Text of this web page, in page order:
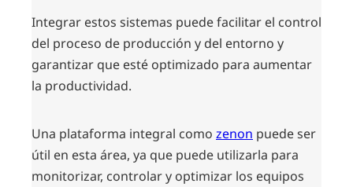
Integrar estos sistemas puede facilitar el control
del proceso de producción y del entorno y
garantizar que esté optimizado para aumentar
la productividad.
Una plataforma integral como zenon puede ser
útil en esta área, ya que puede utilizarla para
monitorizar, controlar y optimizar los equipos